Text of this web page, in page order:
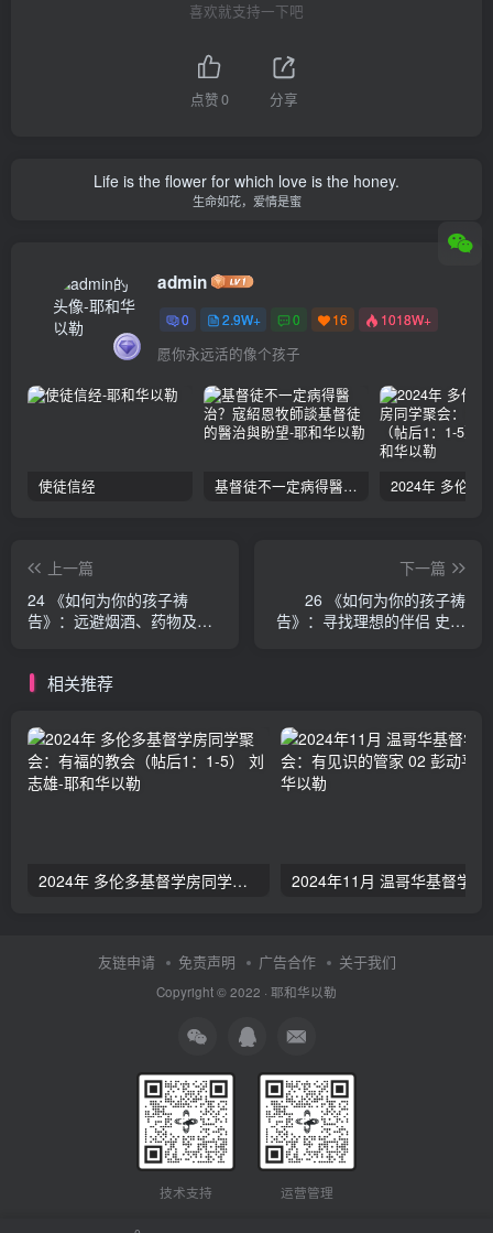
喜欢就支持一下吧
点赞0 分享
Life is the flower for which love is the honey.
生命如花，爱情是蜜
admin
0 2.9W+ 0 16 1018W+
愿你永远活的像个孩子
使徒信经 基督徒不一定病得醫治？寇紹恩牧師談基督徒的醫治與盼望
上一篇
24 《如何为你的孩子祷
告》：远避烟酒、药物及其
下一篇
26 《如何为你的孩子祷
告》：寻找理想的伴侣 史多
相关推荐
2024年 多伦多基督学房同学聚会：有福的教会（帖后1：1-5） 刘志雄
友链申请 免责声明 广告合作 关于我们
Copyright © 2022 · 耶和华以勒
技术支持 运营管理